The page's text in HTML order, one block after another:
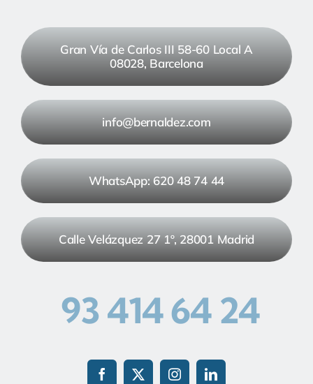
Gran Vía de Carlos III 58-60 Local A
08028, Barcelona
info@bernaldez.com
WhatsApp: 620 48 74 44
Calle Velázquez 27 1º, 28001 Madrid
93 414 64 24